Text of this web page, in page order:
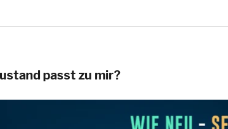
passt zu mir?